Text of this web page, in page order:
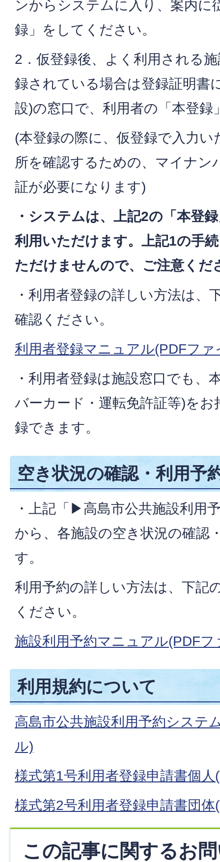
ンからシステムに入り、案内に
録」をしてください。
2．仮登録後、よく利用される
録されている場合は登録証明書
設)の窓口で、利用者の「本登
(本登録の際に、仮登録で入力
所を確認するための、マイナン
証が必要になります)
・システムは、上記2の「本登
利用いただけます。上記1の手
ただけませんので、ご注意くだ
・利用者登録の詳しい方法は、
確認ください。
利用者登録マニュアル(PDFファ
・利用者登録は施設窓口でも、
バーカード・運転免許証等)を
録できます。
空き状況の確認・利用予
・上記「▶高島市公共施設利用
から、各施設の空き状況の確認
す。
利用予約の詳しい方法は、下記
ください。
施設利用予約マニュアル(PDFフ
利用規約について
高島市公共施設利用予約システ
ル)
様式第1号利用者登録申請書個
様式第2号利用者登録申請書団
この記事に関するお